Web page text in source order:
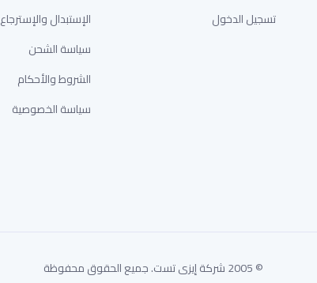
تسجيل الدخول
الإستبدال والإسترجاع
سياسة الشحن
الشروط والأحكام
سياسة الخصوصية
© 2005 شركة إيزى تست. جميع الحقوق محفوظة